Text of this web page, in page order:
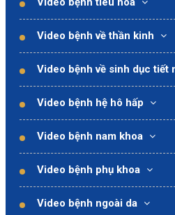
Video bệnh về thần kinh
Video bệnh về sinh dục tiết
Video bệnh hệ hô hấp
Video bệnh nam khoa
Video bệnh phụ khoa
Video bệnh ngoài da